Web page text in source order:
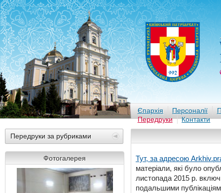
Єпархія Персоналії
Передруки
Контакти
Передруки за рубриками
Фотогалерея Тут, за адресою
матеріали, які було
листопада 2015 р.
подальшими